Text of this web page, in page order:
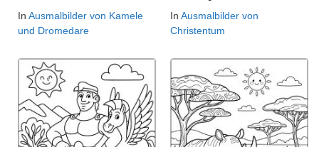
In Ausmalbilder von Kamele
und Dromedare
In Ausmalbilder von
Christentum